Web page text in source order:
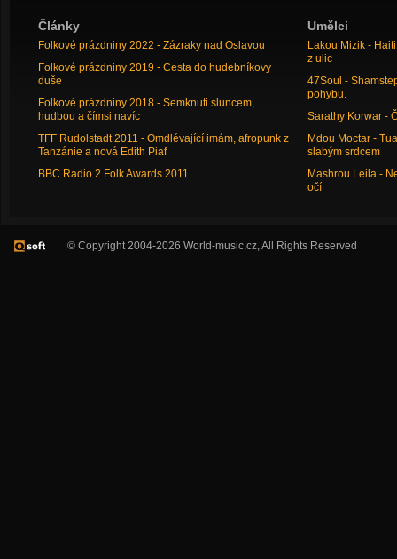
Články
Folkové prázdniny 2022 - Zázraky nad Oslavou
Folkové prázdniny 2019 - Cesta do hudebníkovy
duše
Folkové prázdniny 2018 - Semknuti sluncem,
hudbou a čímsi navíc
TFF Rudolstadt 2011 - Omdlévající imám, afropunk z
Tanzánie a nová Edith Piaf
BBC Radio 2 Folk Awards 2011
Umělci
Lakou Mizik -
z ulic
47Soul -
pohybu.
Sarathy Korwar -
Mdou Moctar -
slabým srdcem
Mashrou Leila -
očí
© Copyright 2004-2026 World-music.cz, All Rights Reserved